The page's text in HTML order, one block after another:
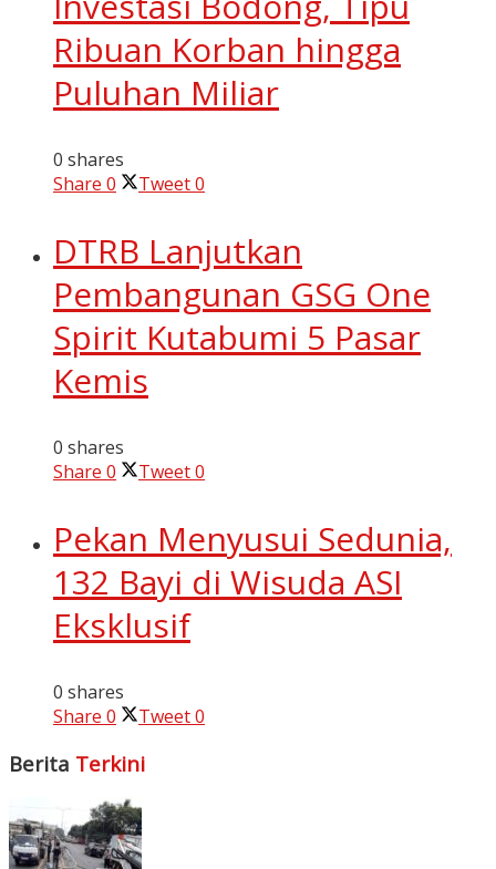
Ribuan Korban hingga
Puluhan Miliar
0 shares
Share 0 Tweet0
DTRB Lanjutkan
Pembangunan GSG One
Spirit Kutabumi 5 Pasar
Kemis
0 shares
Share 0 Tweet0
Pekan Menyusui Sedunia,
132 Bayi di Wisuda ASI
Eksklusif
0 shares
Share 0 Tweet0
Berita Terkini